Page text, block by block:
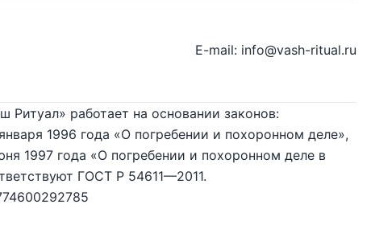
E-mail: info@vash-ritual.ru
Ритуал» работает на основании законов:
1996 года «О погребении и похоронном деле»,
1997 года «О погребении и похоронном деле в
ГОСТ Р 54611—2011.